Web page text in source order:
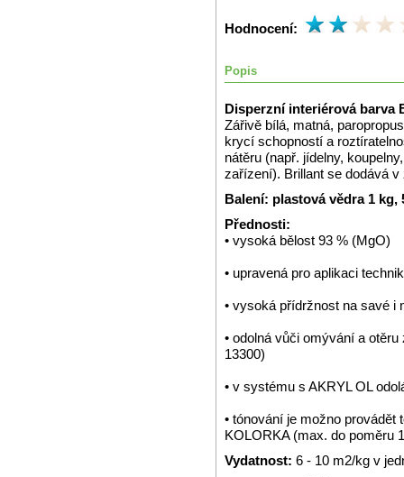
Hodnocení:
Popis
Disperzní interiérová barva
Zářivě bílá, matná,
krycí schopností a
nátěru (např. jídelny,
zařízení). Brillant se dodává
Balení: plastová vědra 1 kg,
Přednosti:
• vysoká bělost 93 % (MgO)
• upravená pro aplikaci
• vysoká přídržnost na savé i
• odolná vůči omývání a
13300)
• v systému s AKRYL OL
• tónování je možno
KOLORKA (max. do poměru
Vydatnost: 6 - 10 m2/kg v